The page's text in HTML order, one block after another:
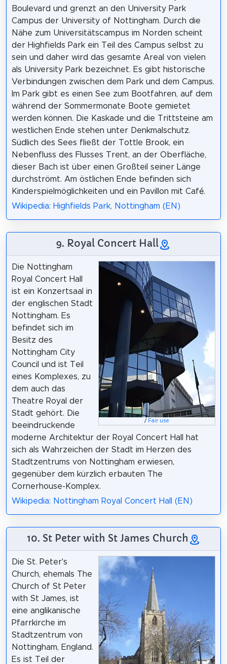
Boulevard und grenzt an den University Park
Campus der University of Nottingham. Durch die
Nähe zum Universitätscampus im Norden scheint
der Highfields Park ein Teil des Campus selbst zu
sein und daher wird das gesamte Areal von vielen
als University Park bezeichnet. Es gibt historische
Verbindungen zwischen dem Park und dem Campus.
Im Park gibt es einen See zum Bootfahren, auf dem
während der Sommermonate Boote gemietet
werden können. Die Kaskade und die Trittsteine am
westlichen Ende stehen unter Denkmalschutz.
Südlich des Sees fließt der Tottle Brook, ein
Nebenfluss des Flusses Trent, an der Oberfläche,
dieser Bach ist über einen Großteil seiner Länge
durchströmt. Am östlichen Ende befinden sich
Kinderspielmöglichkeiten und ein Pavillon mit Café.
Wikipedia: Highfields Park, Nottingham (EN)
9. Royal Concert Hall
/ Fair use
Die Nottingham
Royal Concert Hall
ist ein Konzertsaal in
der englischen Stadt
Nottingham. Es
befindet sich im
Besitz des
Nottingham City
Council und ist Teil
eines Komplexes, zu
dem auch das
Theatre Royal der
Stadt gehört. Die
beeindruckende
moderne Architektur der Royal Concert Hall hat
sich als Wahrzeichen der Stadt im Herzen des
Stadtzentrums von Nottingham erwiesen,
gegenüber dem kürzlich erbauten The
Cornerhouse-Komplex.
Wikipedia: Nottingham Royal Concert Hall (EN)
10. St Peter with St James Church
Die St. Peter's
Church, ehemals The
Church of St Peter
with St James, ist
eine anglikanische
Pfarrkirche im
Stadtzentrum von
Nottingham, England.
Es ist Teil der